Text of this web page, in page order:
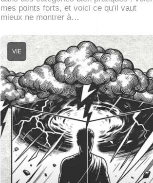
mes points forts, et voici ce qu'il vaut
mieux ne montrer à…
VIE